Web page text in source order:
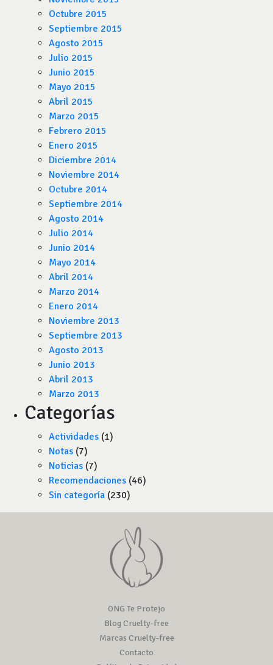
Octubre 2015
Septiembre 2015
Agosto 2015
Julio 2015
Junio 2015
Mayo 2015
Abril 2015
Marzo 2015
Febrero 2015
Enero 2015
Diciembre 2014
Noviembre 2014
Octubre 2014
Septiembre 2014
Agosto 2014
Julio 2014
Junio 2014
Mayo 2014
Abril 2014
Marzo 2014
Enero 2014
Noviembre 2013
Septiembre 2013
Agosto 2013
Junio 2013
Abril 2013
Marzo 2013
Categorías
Actividades (1)
Notas (7)
Noticias (7)
Recomendaciones (46)
Sin categoría (230)
ONG Te Protejo
Blog Cruelty-free
Marcas Cruelty-free
Contacto